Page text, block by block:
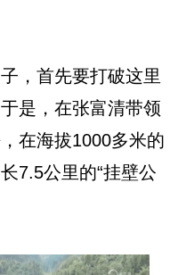
，首先要打破这里
是，在张富清带领
在海拔1000多米的
7.5公里的“挂壁公